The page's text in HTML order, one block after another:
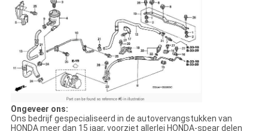
Ongeveer ons:
Ons bedrijf gespecialiseerd in de autovervangstukken van
HONDA meer dan 15 jaar, voorziet allerlei HONDA-spear delen